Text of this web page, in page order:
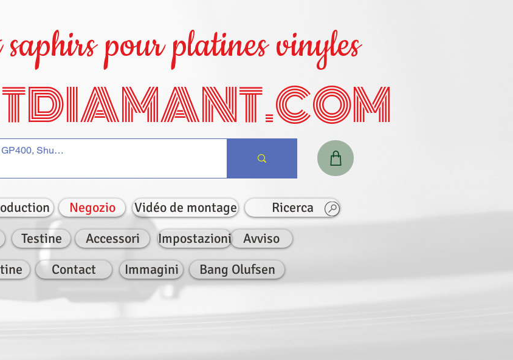
pour platines vinyles
Negozio Vidéo de montage
Ricerca
Testine Accessori Impostazioni
Avviso
Contact Immagini Bang Olufsen